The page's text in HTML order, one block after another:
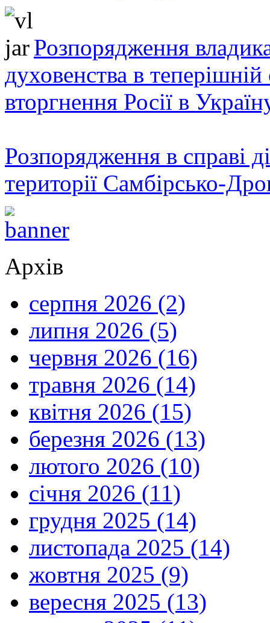
Розпорядження
духовенства в теперішній
вторгнення Росії в
Розпорядження в справі
території Самбірсько-
Архів
серпня 2026 (2)
липня 2026 (5)
червня 2026 (16)
травня 2026 (14)
квітня 2026 (15)
березня 2026 (13)
лютого 2026 (10)
січня 2026 (11)
грудня 2025 (14)
листопада 2025 (14)
жовтня 2025 (9)
вересня 2025 (13)